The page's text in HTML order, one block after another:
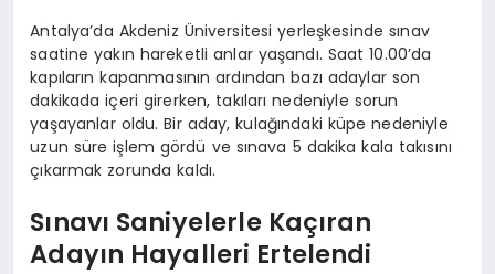
Antalya’da Akdeniz Üniversitesi yerleşkesinde sınav
saatine yakın hareketli anlar yaşandı. Saat 10.00’da
kapıların kapanmasının ardından bazı adaylar son
dakikada içeri girerken, takıları nedeniyle sorun
yaşayanlar oldu. Bir aday, kulağındaki küpe nedeniyle
uzun süre işlem gördü ve sınava 5 dakika kala takısını
çıkarmak zorunda kaldı.
Sınavı Saniyelerle Kaçıran
Adayın Hayalleri Ertelendi